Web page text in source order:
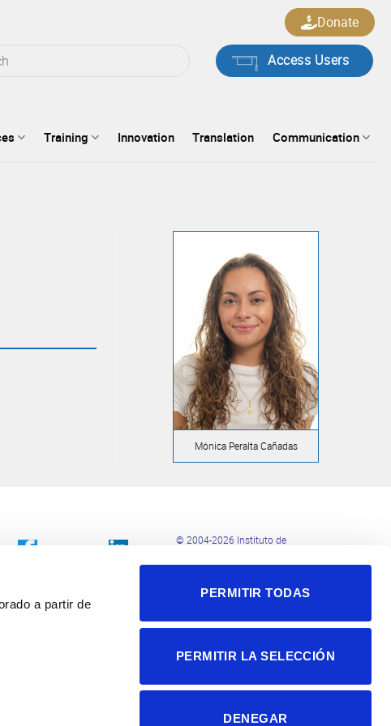
a partir de
PERMITIR TODAS
PERMITIR LA SELECCIÓN
DENEGAR
Access Users
Donate
Training Innovation Translation Communication
Mónica Peralta Cañadas
© 2004-2026 Instituto de
Política de privacidad